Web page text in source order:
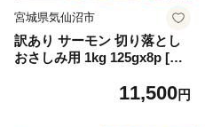
宮城県気仙沼市
訳あり サーモン 切り落とし
おさしみ用 1kg 125gx8p [足
4313] 魚 魚介類 鮭 お刺し身
11,500円